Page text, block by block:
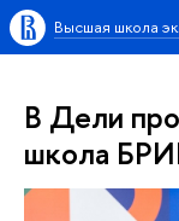
Высшая школа
В Дели
школа